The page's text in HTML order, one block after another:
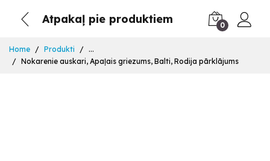
Atpakaļ pie produktiem 0
Home Produkti
...
Nokarenie auskari, Apaļais griezums, Balti, Rodija pārklājums